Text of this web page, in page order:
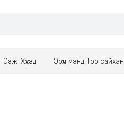
Ээж, Хүүхэд Эрүүл мэнд, Гоо сайхан